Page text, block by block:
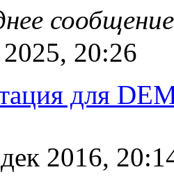
20:26
для
2016,